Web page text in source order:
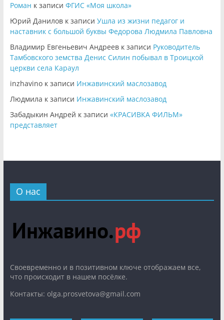
Роман к записи ФГИС «Моя школа»
Юрий Даниловк записи Ушла из жизни педагог и
наставник с большой буквы Федорова Людмила Павловна
Владимир Евгеньевич Андреевк записи Руководитель
Тамбовского земства Денис Силин побывал в Троицкой
церкви села Караул
inzhavinoк записи Инжавинский маслозавод
Людмила к записи Инжавинский маслозавод
Забадыкин Андрей к записи «КРАСИВКА ФИЛЬМ»
представляет
О нас
Cвоевременно и в позитивном ключе отображаем все,
что происходит в нашем посёлке.
Контакты: olga.prosvetova@gmail.com